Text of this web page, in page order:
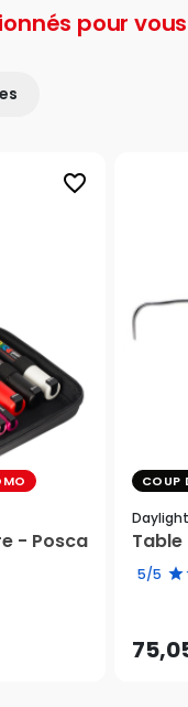
pour vous
favorite_border
- Posca
COUP
Daylight
Table
5/5